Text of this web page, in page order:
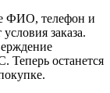
ФИО, телефон и
заказа.
Теперь останется